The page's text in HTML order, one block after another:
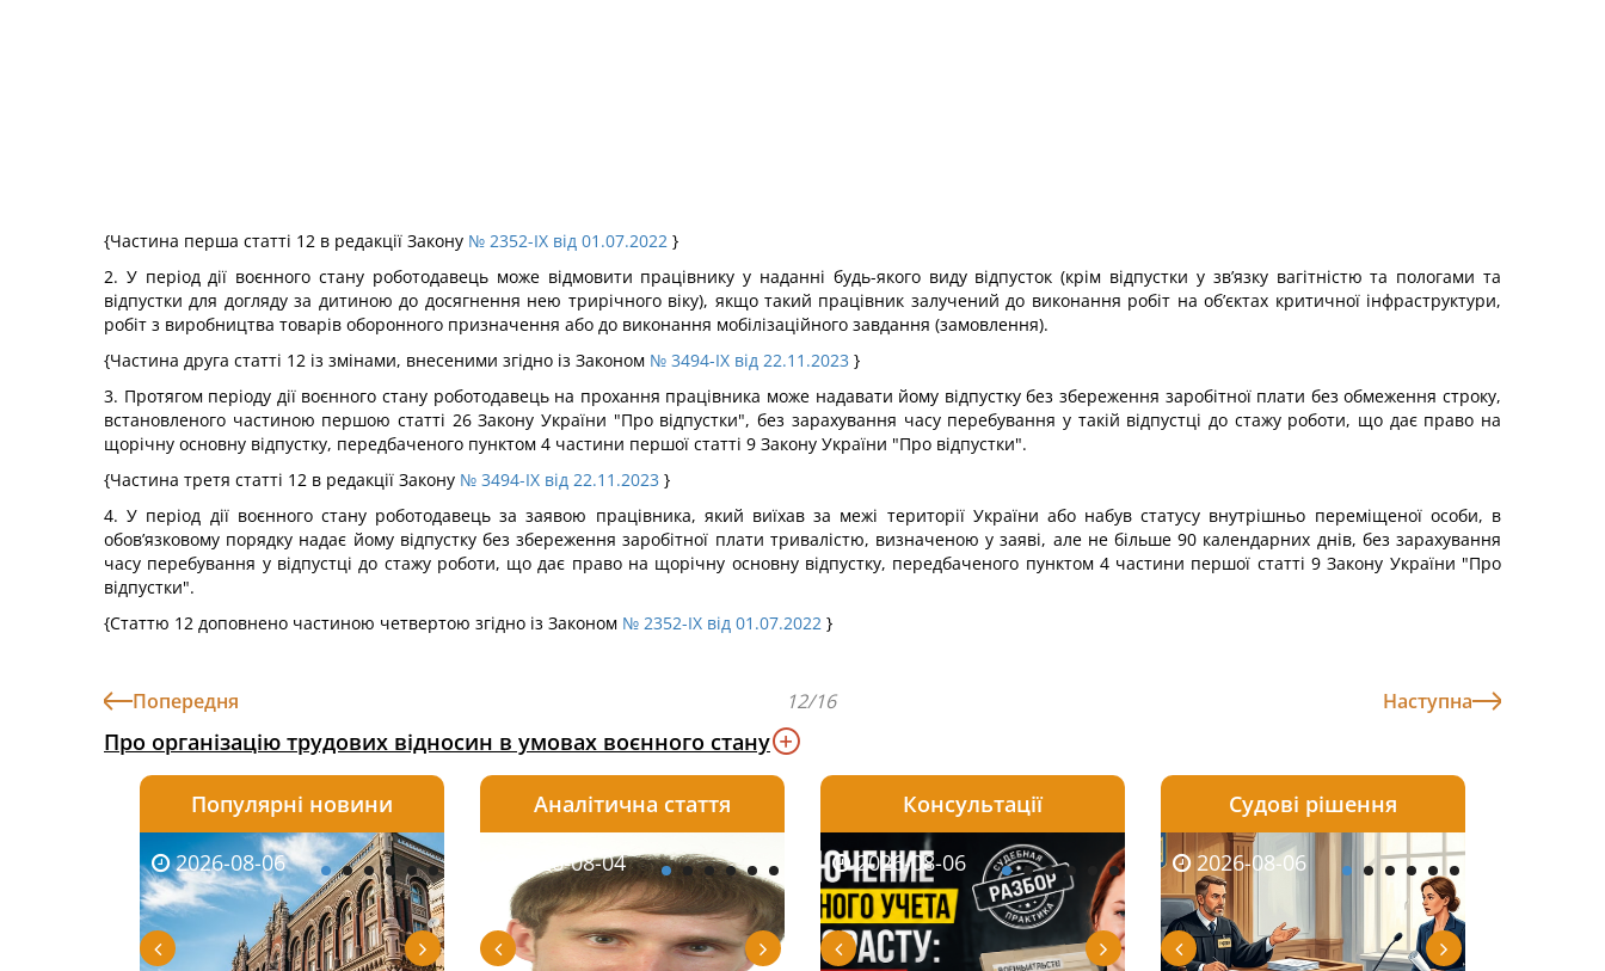
{Частина перша статті 12 в редакції Закону № 2352-IX від 01.07.2022 }
2. У період дії воєнного стану роботодавець може відмовити працівнику у наданні будь-якого виду відпусток (крім відпустки у зв’язку вагітністю та пологами та
відпустки для догляду за дитиною до досягнення нею трирічного віку), якщо такий працівник залучений до виконання робіт на об’єктах критичної інфраструктури,
робіт з виробництва товарів оборонного призначення або до виконання мобілізаційного завдання (замовлення).
{Частина друга статті 12 із змінами, внесеними згідно із Законом № 3494-IX від 22.11.2023 }
3. Протягом періоду дії воєнного стану роботодавець на прохання працівника може надавати йому відпустку без збереження заробітної плати без обмеження строку,
встановленого частиною першою статті 26 Закону України "Про відпустки", без зарахування часу перебування у такій відпустці до стажу роботи, що дає право на
щорічну основну відпустку, передбаченого пунктом 4 частини першої статті 9 Закону України "Про відпустки".
{Частина третя статті 12 в редакції Закону № 3494-IX від 22.11.2023 }
4. У період дії воєнного стану роботодавець за заявою працівника, який виїхав за межі території України або набув статусу внутрішньо переміщеної особи, в
обов’язковому порядку надає йому відпустку без збереження заробітної плати тривалістю, визначеною у заяві, але не більше 90 календарних днів, без зарахування
часу перебування у відпустці до стажу роботи, що дає право на щорічну основну відпустку, передбаченого пунктом 4 частини першої статті 9 Закону України "Про
відпустки".
{Статтю 12 доповнено частиною четвертою згідно із Законом № 2352-IX від 01.07.2022 }
Попередня 12/16 Наступна
Про організацію трудових відносин в умовах воєнного стану
Популярні новини
2026-08-06 2026-08-06 2026-08-06 2026-08-05 2026-08-05
Аналітична стаття
2026-08-03 2026-08-04 2026-08-04 2026-08-03 2026-08-03
Консультації
2026-08-05 2026-08-06 2026-08-06 2026-08-06
Судові рішення
2026-07-30 2026-08-06